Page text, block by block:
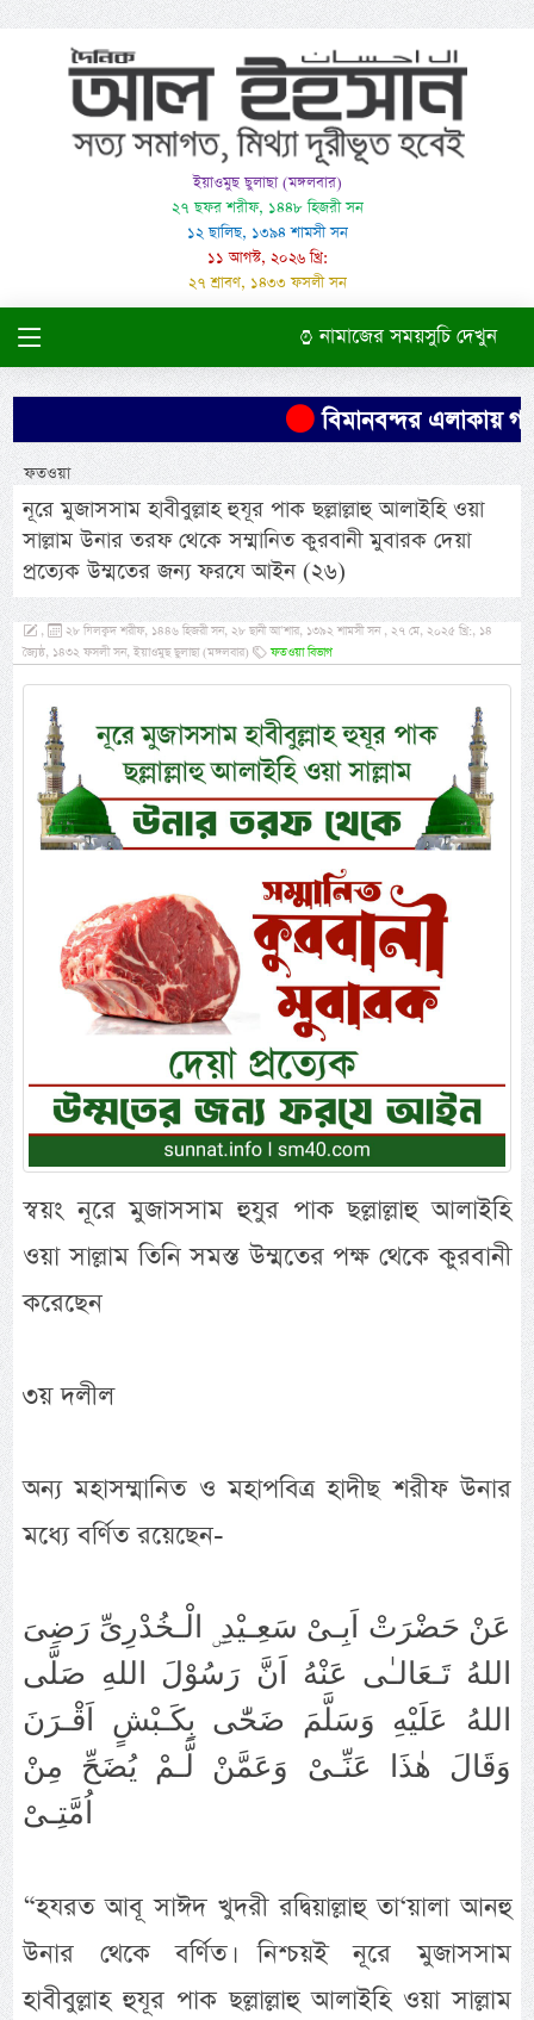
ইয়াওমুছ ছুলাছা (মঙ্গলবার)
২৭ ছফর শরীফ, ১৪৪৮ হিজরী সন
১২ ছালিছ, ১৩৯৪ শামসী সন
১১ আগস্ট, ২০২৬ খ্রি:
২৭ শ্রাবণ, ১৪৩৩ ফসলী সন
নামাজের সময়সুচি দেখুন
বিমানবন্দর এলাকায়
ফতওয়া
নূরে মুজাসসাম হাবীবুল্লাহ হুযূর পাক ছল্লাল্লাহু আলাইহি ওয়া
সাল্লাম উনার তরফ থেকে সম্মানিত কুরবানী মুবারক দেয়া
প্রত্যেক উম্মতের জন্য ফরযে আইন (২৬)
,
২৮ যিলক্বদ শরীফ, ১৪৪৬ হিজরী সন, ২৮ ছানী আ’শার, ১৩৯২ শামসী সন , ২৭ মে, ২০২৫ খ্রি:, ১৪
জ্যৈষ্ঠ, ১৪৩২ ফসলী সন, ইয়াওমুছ ছুলাছা (মঙ্গলবার)
ফতওয়া বিভাগ
স্বয়ং নূরে মুজাসসাম হুযুর পাক ছল্লাল্লাহু আলাইহি
ওয়া সাল্লাম তিনি সমস্ত উম্মতের পক্ষ থেকে কুরবানী
করেছেন
৩য় দলীল
অন্য মহাসম্মানিত ও মহাপবিত্র হাদীছ শরীফ উনার
মধ্যে বর্ণিত রয়েছেন-
عَنْ حَضْرَتْ اَبِـىْ سَعِـيْدِ ۣ الْـخُدْرِىِّ رَضِىَ
اللهُ تَـعَالـٰى عَنْهُ اَنَّ رَسُوْلَ اللهِ صَلَّى
اللهُ عَلَيْهِ وَسَلَّمَ ضَحّٰى بِكَـبْشٍ اَقْـرَنَ
وَقَالَ هٰذَا عَنِّـىْ وَعَمَّنْ لَّـمْ يُضَحِّ مِنْ
اُمَّتِـىْ
“হযরত আবূ সাঈদ খুদরী রদ্বিয়াল্লাহু তা‘য়ালা আনহু
উনার থেকে বর্ণিত। নিশ্চয়ই নূরে মুজাসসাম
হাবীবুল্লাহ হুযূর পাক ছল্লাল্লাহু আলাইহি ওয়া সাল্লাম